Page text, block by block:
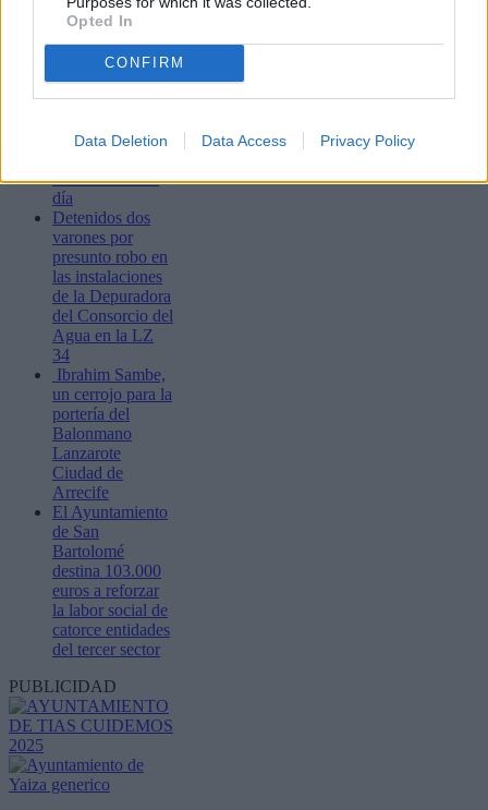
Opted In
CONFIRM
Data Deletion Data Access Privacy Policy
música Puerto
del Carmen este
fin de semana
Las matronas del
Molina Orosa
especializado a la
las 24 horas del
día
Detenidos dos
varones por
presunto robo en
las instalaciones
de la Depuradora
del Consorcio del
Agua en la LZ
34
Ibrahim Sambe,
un cerrojo para la
portería del
Balonmano
Lanzarote
Ciudad de
Arrecife
El Ayuntamiento
de San
Bartolomé
destina 103.000
euros a reforzar
la labor social de
catorce entidades
del tercer sector
PUBLICIDAD